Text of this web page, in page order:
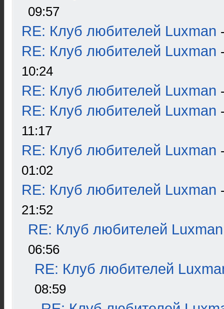
09:57
RE: Клуб любителей Luxman
RE: Клуб любителей Luxman
10:24
RE: Клуб любителей Luxman
RE: Клуб любителей Luxman
11:17
RE: Клуб любителей Luxman
01:02
RE: Клуб любителей Luxman
21:52
RE: Клуб любителей Luxman
06:56
RE: Клуб любителей
08:59